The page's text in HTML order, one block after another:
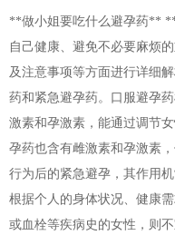
**做小姐要吃什么避孕药**
自己健康、避免不必要麻烦
及注意事项等方面进行详细
药和紧急避孕药。口服避孕
激素和孕激素，能通过调节
孕药也含有雌激素和孕激素
行为后的紧急避孕，其作用
根据个人的身体状况、健康
或血栓等疾病史的女性，则